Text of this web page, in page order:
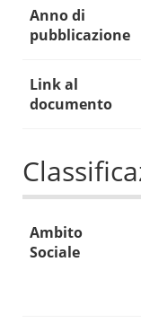
Anno di
pubblicazione
Link al
documento
Ambito
Sociale